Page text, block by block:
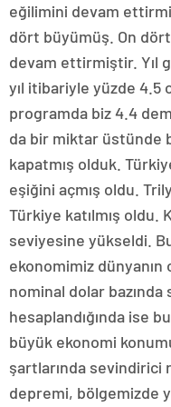
eğilimini devam
dört büyümüş. On
devam ettirmiştir. Yıl
yıl itibariyle yüzde 4.5
programda biz 4.4
da bir miktar üstünde
kapatmış olduk.
eşiğini açmış oldu.
Türkiye katılmış oldu.
seviyesine yükseldi.
ekonomimiz
nominal dolar bazında
hesaplandığında ise
büyük ekonomi
şartlarında sevindirici
depremi, bölgemizde